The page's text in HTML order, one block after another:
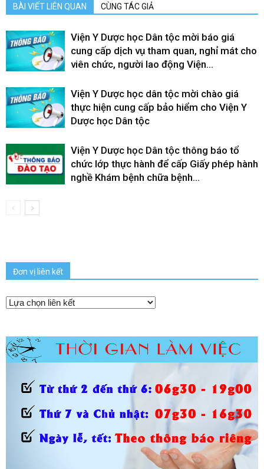
BÀI VIẾT LIÊN QUAN CÙNG TÁC GIẢ
Viện Y Dược học Dân tộc mời báo giá
cung cấp dịch vụ tham quan, nghỉ mát cho
viên chức, người lao động Viện...
Viện Y Dược học dân tộc mời chào giá
thực hiện cung cấp bảo hiểm cho Viện Y
Dược học Dân tộc
Viện Y Dược học Dân tộc thông báo tổ
chức lớp thực hành để cấp Giấy phép hành
nghề Khám bệnh chữa bệnh...
Đơn vị liên kết